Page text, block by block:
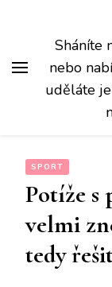
Sháníte
nebo
uděláte
SPORT
Potíže s
velmi
tedy